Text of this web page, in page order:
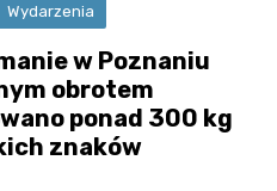
Wydarzenia
w Poznaniu
obrotem
ponad 300 kg
znaków